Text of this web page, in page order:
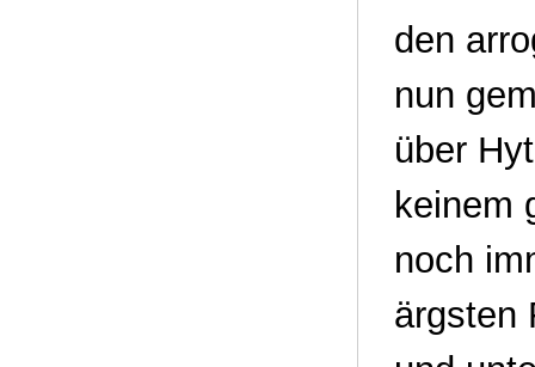
den
nun
über
keinem
noch
ärgsten